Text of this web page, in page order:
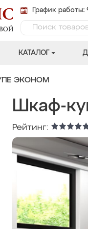
График работы:
КАТАЛОГ
ЭКОНОМ
Шкаф-
Рейтинг: